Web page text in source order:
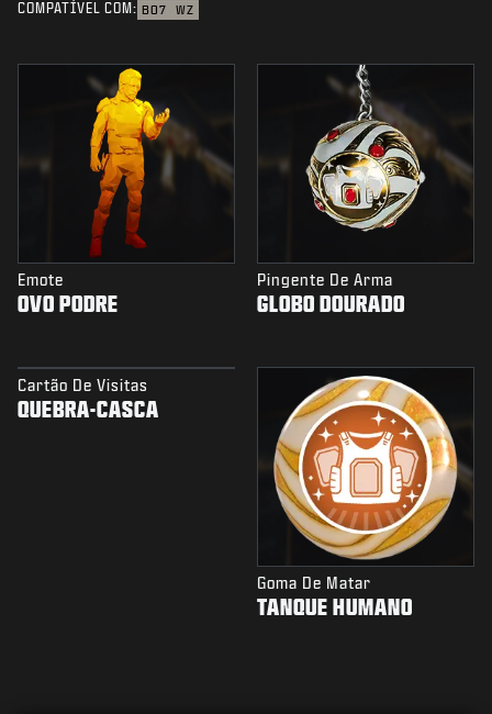
COMPATÍVEL COM: BO7 WZ
Emote
OVO PODRE
Pingente De Arma
GLOBO DOURADO
Cartão De Visitas
QUEBRA-CASCA
Goma De Matar
TANQUE HUMANO